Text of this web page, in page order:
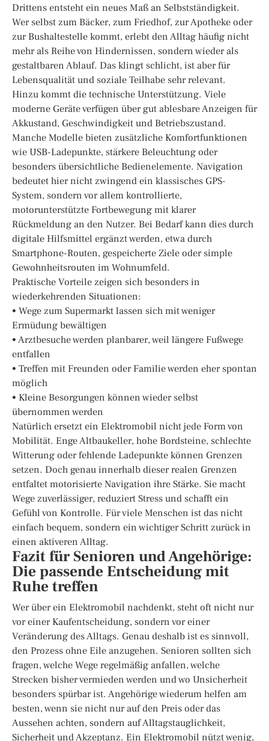
Drittens entsteht ein neues Maß an Selbstständigkeit.
Wer selbst zum Bäcker, zum Friedhof, zur Apotheke oder
zur Bushaltestelle kommt, erlebt den Alltag häufig nicht
mehr als Reihe von Hindernissen, sondern wieder als
gestaltbaren Ablauf. Das klingt schlicht, ist aber für
Lebensqualität und soziale Teilhabe sehr relevant.
Hinzu kommt die technische Unterstützung. Viele
moderne Geräte verfügen über gut ablesbare Anzeigen für
Akkustand, Geschwindigkeit und Betriebszustand.
Manche Modelle bieten zusätzliche Komfortfunktionen
wie USB-Ladepunkte, stärkere Beleuchtung oder
besonders übersichtliche Bedienelemente. Navigation
bedeutet hier nicht zwingend ein klassisches GPS-
System, sondern vor allem kontrollierte,
motorunterstützte Fortbewegung mit klarer
Rückmeldung an den Nutzer. Bei Bedarf kann dies durch
digitale Hilfsmittel ergänzt werden, etwa durch
Smartphone-Routen, gespeicherte Ziele oder simple
Gewohnheitsrouten im Wohnumfeld.
Praktische Vorteile zeigen sich besonders in
wiederkehrenden Situationen:
• Wege zum Supermarkt lassen sich mit weniger
Ermüdung bewältigen
• Arztbesuche werden planbarer, weil längere Fußwege
entfallen
• Treffen mit Freunden oder Familie werden eher spontan
möglich
• Kleine Besorgungen können wieder selbst
übernommen werden
Natürlich ersetzt ein Elektromobil nicht jede Form von
Mobilität. Enge Altbaukeller, hohe Bordsteine, schlechte
Witterung oder fehlende Ladepunkte können Grenzen
setzen. Doch genau innerhalb dieser realen Grenzen
entfaltet motorisierte Navigation ihre Stärke. Sie macht
Wege zuverlässiger, reduziert Stress und schafft ein
Gefühl von Kontrolle. Für viele Menschen ist das nicht
einfach bequem, sondern ein wichtiger Schritt zurück in
einen aktiveren Alltag.
Fazit für Senioren und Angehörige:
Die passende Entscheidung mit
Ruhe treffen
Wer über ein Elektromobil nachdenkt, steht oft nicht nur
vor einer Kaufentscheidung, sondern vor einer
Veränderung des Alltags. Genau deshalb ist es sinnvoll,
den Prozess ohne Eile anzugehen. Senioren sollten sich
fragen, welche Wege regelmäßig anfallen, welche
Strecken bisher vermieden werden und wo Unsicherheit
besonders spürbar ist. Angehörige wiederum helfen am
besten, wenn sie nicht nur auf den Preis oder das
Aussehen achten, sondern auf Alltagstauglichkeit,
Sicherheit und Akzeptanz. Ein Elektromobil nützt wenig,